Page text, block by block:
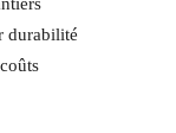
durabilité